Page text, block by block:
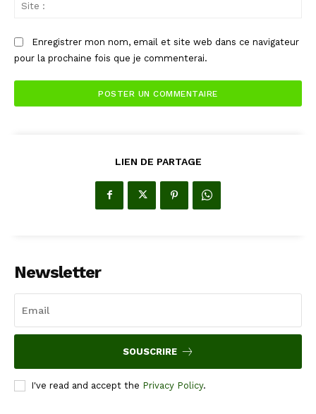
Enregistrer mon nom, email et site web dans ce navigateur
pour la prochaine fois que je commenterai.
LIEN DE PARTAGE
Newsletter
SOUSCRIRE
I've read and accept the Privacy Policy.